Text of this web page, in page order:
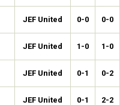
JEF United 0-0 0-0
JEF United 1-0 1-0
JEF United 0-1 0-2
JEF United 0-1 2-2